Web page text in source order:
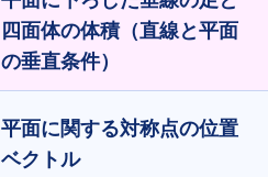
四面体の体積（直線と平面
の垂直条件）
平面に関する対称点の位置
ベクトル